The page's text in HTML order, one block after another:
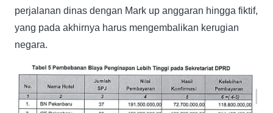
perjalanan dinas dengan Mark up anggaran hingga fiktif,
yang pada akhirnya harus mengembalikan kerugian
negara.